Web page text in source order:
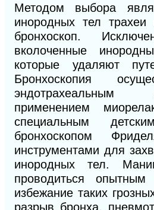
Методом выбора
инородных тел
бронхоскоп.
вколоченные
которые удаляют
Бронхоскопия
применением
специальным
бронхоскопом
инструментами для
инородных тел.
проводиться
избежание таких
разрыв бронха,